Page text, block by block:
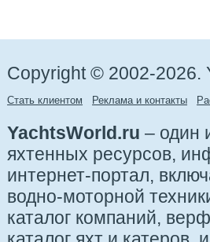
Copyright © 2002-2026.
Стать клиентом Реклама и контакты
YachtsWorld.ru – один
яхтенных ресурсов,
интернет-портал,
водно-моторной
каталог компаний,